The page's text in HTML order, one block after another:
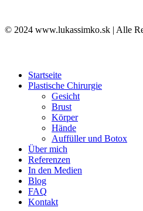
© 2024 www.lukassimko.sk | Alle
Startseite
Plastische Chirurgie
Gesicht
Brust
Körper
Hände
Auffüller und Botox
Über mich
Referenzen
In den Medien
Blog
FAQ
Kontakt